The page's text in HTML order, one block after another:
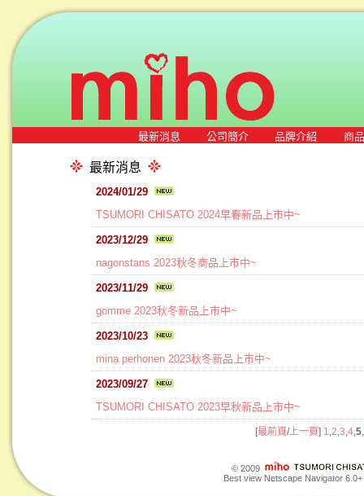
最新消息 公司簡介 品牌介紹 商
最新消息
2024/01/29
TSUMORI CHISATO 2024早春新品上市中~
2023/12/29
nagonstans 2023秋冬商品上市中~
2023/11/29
gomme 2023秋冬新品上市中~
2023/10/23
mina perhonen 2023秋冬新品上市中~
2023/09/27
TSUMORI CHISATO 2023早秋新品上市中~
[最前頁/上一頁] 1 2 3 4 5
© 2009
Best view Netscape Navigator